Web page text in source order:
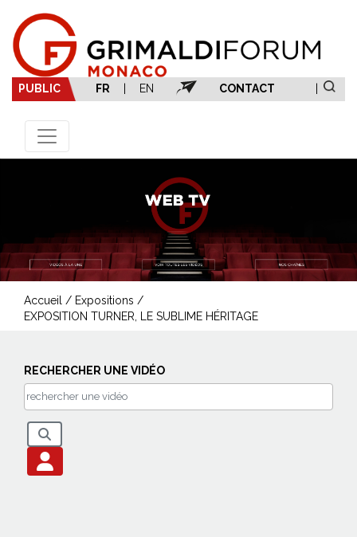
PUBLIC FR EN CONTACT
Accueil / Expositions /
EXPOSITION TURNER, LE SUBLIME HÉRITAGE
RECHERCHER UNE VIDÉO